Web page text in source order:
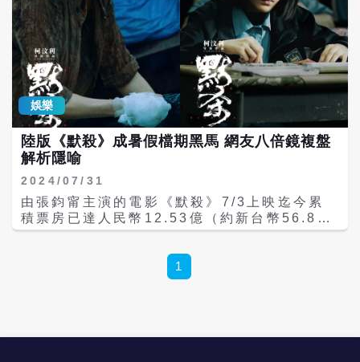
娛樂
陸版《默殺》成暑假檔期黑馬 網友八倍鏡複盤
解析隱喻
2024/07/31
由張鈞甯主演的電影《默殺》7/3上映迄今累
積票房已達人民幣12.53億（約新台幣56.8
億），超過300萬觀眾進電影院買票支持，外
殺》有可能衝破15億天花板，靠口碑繼續吸引
1